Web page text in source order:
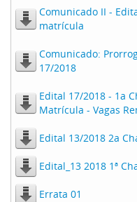
Comunicado II -
matrícula
Comunicado:
17/2018
Edital 17/2018 - 1a
Matrícula - Vagas
Edital 13/2018 2a
Edital_13 2018 1ª
Errata 01